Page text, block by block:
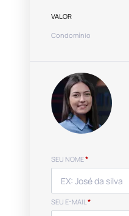
VALOR
Condomínio
SEU NOME*
SEU E-MAIL*